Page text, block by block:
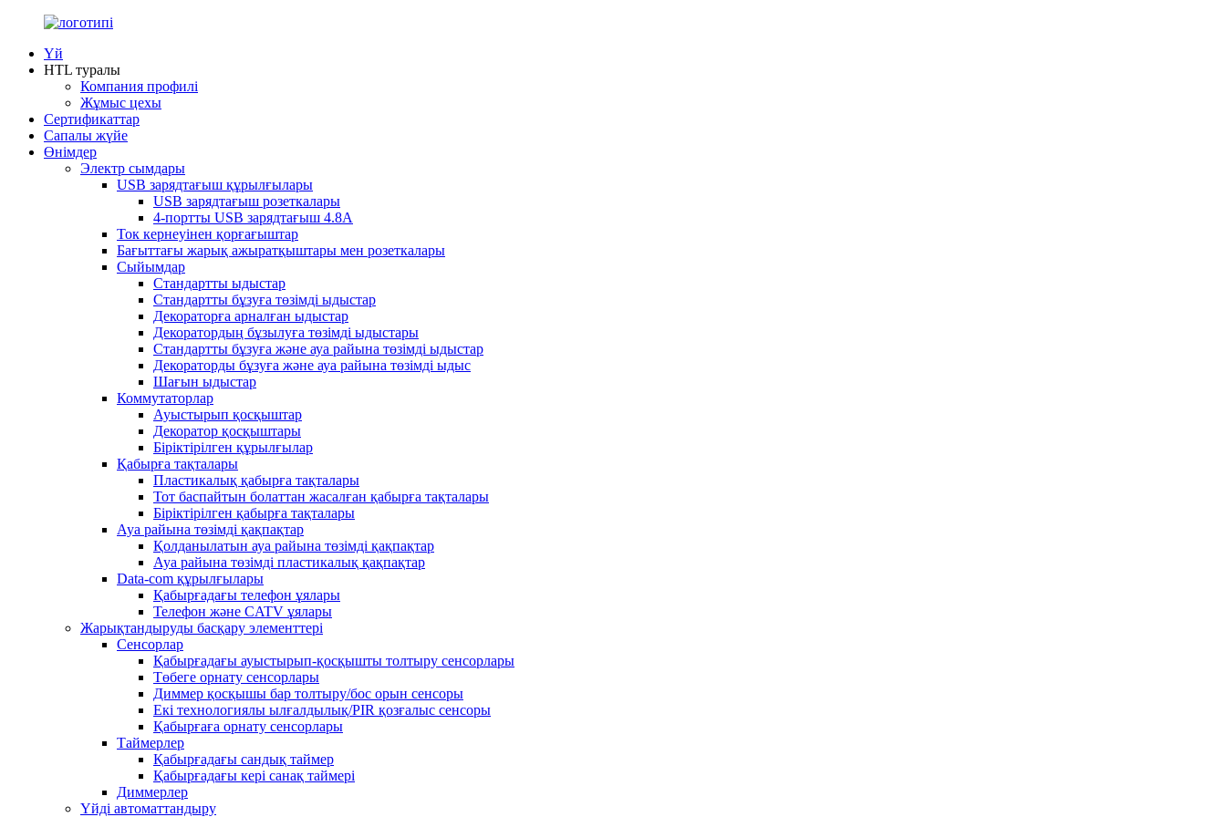
Үй
HTL туралы
Компания профилі
Жұмыс цехы
Сертификаттар
Сапалы жүйе
Өнімдер
Электр сымдары
USB зарядтағыш құрылғылары
USB зарядтағыш розеткалары
4-портты USB зарядтағыш 4.8A
Ток кернеуінен қорғағыштар
Бағыттағы жарық ажыратқыштары мен розеткалары
Сыйымдар
Стандартты ыдыстар
Стандартты бұзуға төзімді ыдыстар
Декораторға арналған ыдыстар
Декоратордың бұзылуға төзімді ыдыстары
Стандартты бұзуға және ауа райына төзімді ыдыстар
Декораторды бұзуға және ауа райына төзімді ыдыс
Шағын ыдыстар
Коммутаторлар
Ауыстырып қосқыштар
Декоратор қосқыштары
Біріктірілген құрылғылар
Қабырға тақталары
Пластикалық қабырға тақталары
Тот баспайтын болаттан жасалған қабырға тақталары
Біріктірілген қабырға тақталары
Ауа райына төзімді қақпақтар
Қолданылатын ауа райына төзімді қақпақтар
Ауа райына төзімді пластикалық қақпақтар
Data-com құрылғылары
Қабырғадағы телефон ұялары
Телефон және CATV ұялары
Жарықтандыруды басқару элементтері
Сенсорлар
Қабырғадағы ауыстырып-қосқышты толтыру сенсорлары
Төбеге орнату сенсорлары
Диммер қосқышы бар толтыру/бос орын сенсоры
Екі технологиялы ылғалдылық/PIR қозғалыс сенсоры
Қабырғаға орнату сенсорлары
Таймерлер
Қабырғадағы сандық таймер
Қабырғадағы кері санақ таймері
Диммерлер
Үйді автоматтандыру